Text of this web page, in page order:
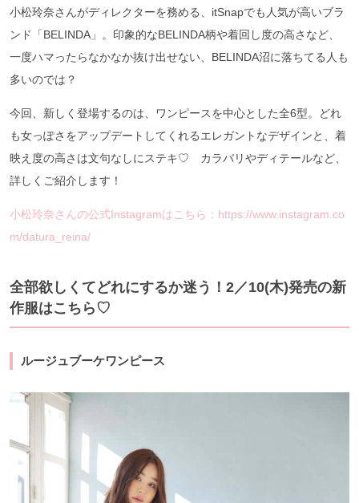
小松玲奈さんがディレクターを務める、itSnapでも人気が高いブラ
ンド「BELINDA」。印象的なBELINDA柄や着回し度の高さなど、
一度ハマったらなかなか抜け出せない、BELINDA沼に落ちてる人も
多いのでは？
今回、新しく登場するのは、ワンピースを中心とした全6型。どれ
も女っぽさをアップデートしてくれるエレガントなデザインと、着
映え度の高さは文句なしにステキ♡ カラバリやディテールなど、
詳しくご紹介します！
小松玲奈さんの公式Instagramはこちら：https://www.instagram.co
m/datura_reina/
全部欲しくてどれにするか迷う！2／10(木)発売の新
作服はこちら♡
ルージュブーケワンピース